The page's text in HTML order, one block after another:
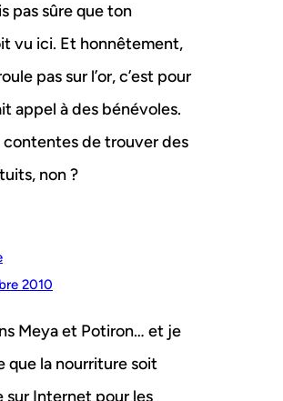
pas sûre que ton
vu ici. Et honnêtement,
pas sur l’or, c’est pour
appel à des bénévoles.
contentes de trouver des
non ?
2010
Meya et Potiron… et je
que la nourriture soit
sur Internet pour les